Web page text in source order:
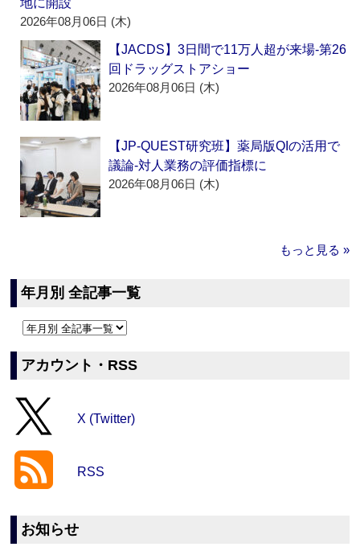
地に開設
2026年08月06日 (木)
【JACDS】3日間で11万人超が来場‐第26
回ドラッグストアショー
2026年08月06日 (木)
【JP-QUEST研究班】薬局版QIの活用で
議論‐対人業務の評価指標に
2026年08月06日 (木)
もっと見る »
年月別 全記事一覧
アカウント・RSS
X (Twitter)
RSS
お知らせ